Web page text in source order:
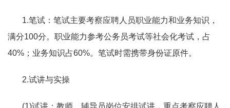
1.笔试：笔试主要考察应聘人员职业能力和业务知识，
满分100分。职业能力参考公务员考试等社会化考试，占
40% ；业务知识占60%。笔试时需携带身份证原件。
2.试讲与实操
(1)试讲：教师、辅导员岗位安排试讲，重点考察应聘人